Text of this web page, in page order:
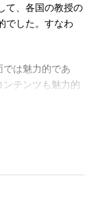
て、各国の教授の
でした。すなわ
では魅力的であ
テンツも魅力的
りはしっかりして
や海外とのやり